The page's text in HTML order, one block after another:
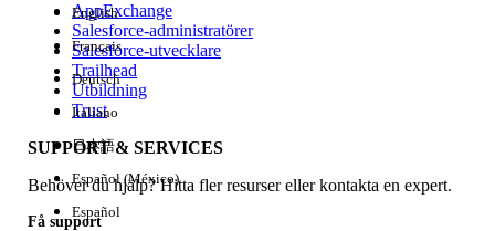
Händelse
Rensa alla Klart
AppExchange
Salesforce-administratörer
Salesforce-utvecklare
Trailhead
Utbildning
Trust
SUPPORT & SERVICES
Behöver du hjälp? Hitta fler resurser eller kontakta en expert.
Få support
English
Français
Deutsch
Italiano
日本語
Español (México)
Español